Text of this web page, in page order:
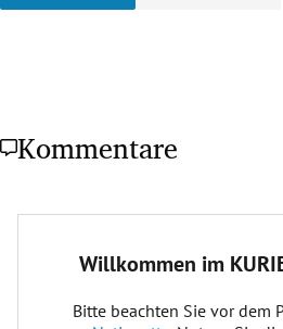
Kommentare